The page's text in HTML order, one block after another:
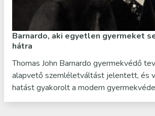
Barnardo, aki egyetlen gyermeket
hátra
Thomas John Barnardo gyermekvédő
alapvető szemléletváltást jelentett, és
hatást gyakorolt a modern